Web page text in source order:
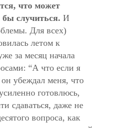
что может
бы случиться. И
Для всех)
летом к
за месяц начала
“А что если я
убеждал меня, что
готовлюсь,
сдаваться, даже не
вопроса, как